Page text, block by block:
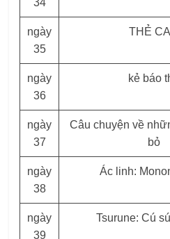
ngày
35
THẺ
ngày
36
kẻ báo
ngày
37
Câu chuyện về
bỏ
ngày
38
Ác linh:
ngày
39
Tsurune: Cú